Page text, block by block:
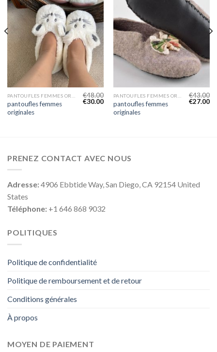
pantoufles femmes
originales
€48.00
€30.00
pantoufles femmes
originales
€43.00
€27.00
PRENEZ CONTACT AVEC NOUS
Adresse:4906 Ebbtide Way, San Diego, CA 92154 United
States
Téléphone: +1 646 868 9032
POLITIQUES
Politique de confidentialité
Politique de remboursement et de retour
Conditions générales
À propos
MOYEN DE PAIEMENT